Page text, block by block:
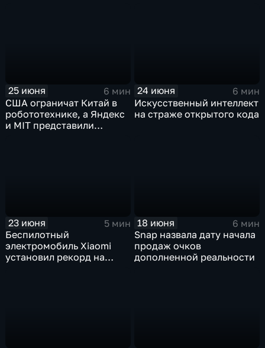
25 июня
6 мин
США ограничат Китай в
робототехнике, а Яндекс
и MIT представили
24 июня
6 мин
Искусственный интеллект
на страже открытого кода
23 июня
5 мин
Беспилотный
электромобиль Xiaomi
установил рекорд на
18 июня
6 мин
Snap назвала дату начала
продаж очков
дополненной реальности